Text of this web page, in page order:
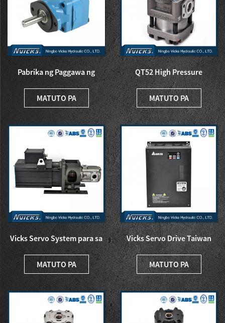
Pabrika ng Paggawa ng
China Vickers Bomba V10 V...
MATUTO PA
QT52 High Pressure
Sumitomo Internal Gear
Pump ...
MATUTO PA
Vicks Servo System para sa
Injetion Molding Machine...
MATUTO PA
Vicks Servo Drive Taiwan
Delta Drive para sa Inject...
MATUTO PA